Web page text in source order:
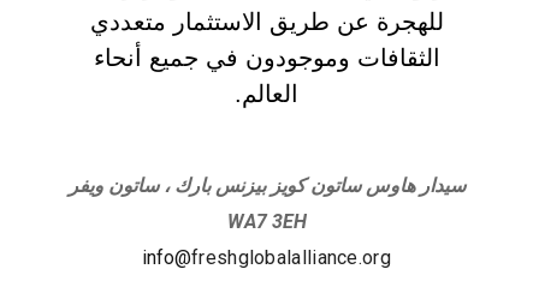
للهجرة عن طريق الاستثمار متعددي
الثقافات وموجودون في جميع أنحاء
العالم.
سيدار هاوس ساتون كويز بيزنس بارك ، ساتون ويفر
WA7 3EH
info@freshglobalalliance.org